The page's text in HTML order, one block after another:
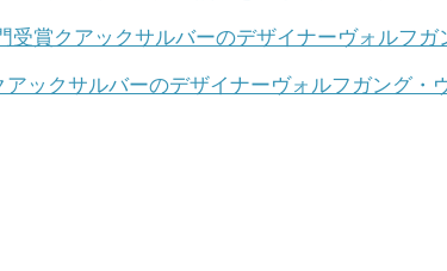
ックサルバーのデザイナーヴォルフガング・